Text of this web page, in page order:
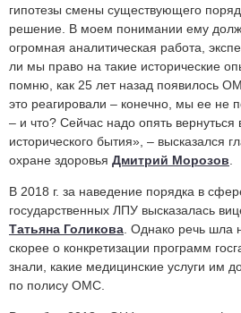
гипотезы смены существующего
решение. В моем понимании ему
огромная аналитическая работа,
ли мы право на такие исторические
помню, как 25 лет назад появилось
это реагировали – конечно, мы ее не
– и что? Сейчас надо опять вернуться
исторического бытия», – высказался
охране здоровья Дмитрий Морозов
В 2018 г. за наведение порядка в
государственных ЛПУ высказалась
Татьяна Голикова . Однако речь шла
скорее о конкретизации программ
знали, какие медицинские услуги им
по полису ОМС.